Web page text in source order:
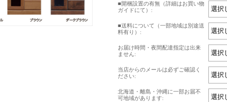
■開梱設置の有無（詳細はお買い物
ガイドにて）:
■送料について（一部地域は別途送
料有り）:
お届け時間・夜間配達指定は出来
ません:
当店からのメールは必ずご確認く
ださい:
北海道・離島・沖縄に一部お届不
可地域があります: